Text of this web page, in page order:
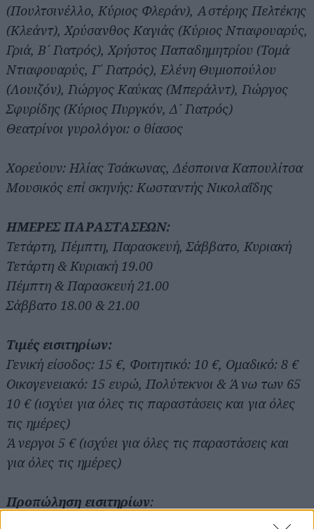
(Πουλτσινέλλο, Κύριος Φλεράν), Αστέρης Πελτέκης
(Κλεάντ), Χρύσανθος Καγιάς (Κύριος Ντιαφουαρύς,
Γριά, Β´ Γιατρός), Χρήστος Παπαδημητρίου (Τομά
Ντιαφουαρύς, Γ´ Γιατρός), Ελένη Θυμιοπούλου
(Λουιζόν), Γιώργος Καύκας (Μπεράλντ), Γιώργος
Σφυρίδης (Κύριος Πυργκόν, Δ´ Γιατρός)
Θεατρίνοι γυρολόγοι: ο θίασος
Χορεύουν: Ηλίας Τσάκωνας, Δέσποινα Καπουλίτσα
Μουσικός επί σκηνής: Κωσταντής Νικολαΐδης
ΗΜΕΡΕΣ ΠΑΡΑΣΤΑΣΕΩΝ:
Τετάρτη, Πέμπτη, Παρασκευή, Σάββατο, Κυριακή
Τετάρτη & Κυριακή 19.00
Πέμπτη & Παρασκευή 21.00
Σάββατο 18.00 & 21.00
Τιμές εισιτηρίων:
Γενική είσοδος: 15 €, Φοιτητικό: 10 €, Ομαδικό: 8 €
Οικογενειακό: 15 ευρώ, Πολύτεκνοι & Άνω των 65
10 € (ισχύει για όλες τις παραστάσεις και για όλες
τις ημέρες)
Άνεργοι 5 € (ισχύει για όλες τις παραστάσεις και
για όλες τις ημέρες)
Προπώληση εισιτηρίων:
Αναζήτηση
για...